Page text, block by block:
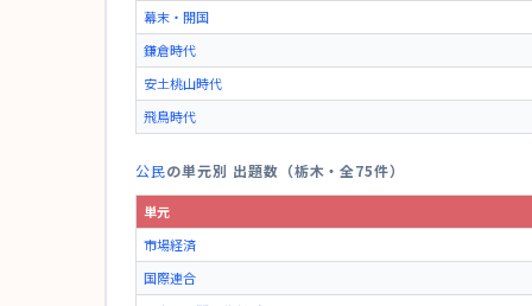
幕末・開国
鎌倉時代
安土桃山時代
飛鳥時代
公民の単元別 出題数（栃木・全75件）
単元
市場経済
国際連合